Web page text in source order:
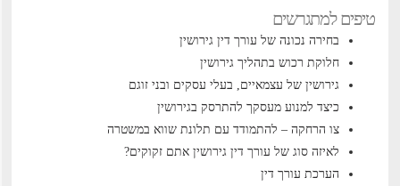
טיפים למתגרשים
בחירה נכונה של עורך דין גירושין
חלוקת רכוש בתהליך גירושין
גירושין של עצמאיים, בעלי עסקים ובני זוגם
כיצד למנוע מעסקך להתרסק בגירושין
צו הרחקה – להתמודד עם תלונת שווא במשטרה
לאיזה סוג של עורך דין גירושין אתם זקוקים?
הערכת עורך דין